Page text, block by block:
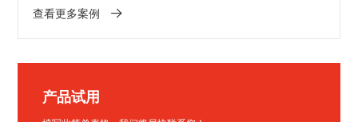
查看更多案例
产品试用